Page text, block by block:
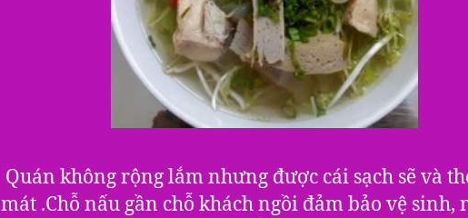
Quán không rộng lắm nhưng được cái sạch sẽ và
mát .Chỗ nấu gần chỗ khách ngồi đảm bảo vệ sinh,